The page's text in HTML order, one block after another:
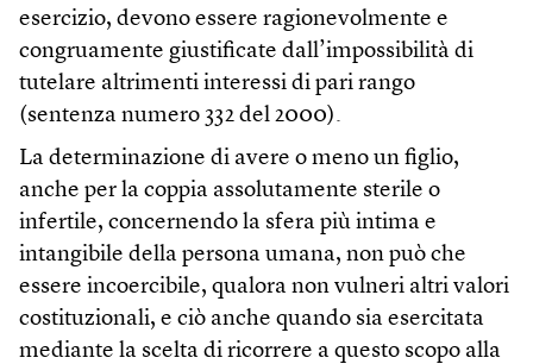
esercizio, devono essere ragionevolmente e
congruamente giustificate dall’impossibilità di
tutelare altrimenti interessi di pari rango
(sentenza numero 332 del 2000).
La determinazione di avere o meno un figlio,
anche per la coppia assolutamente sterile o
infertile, concernendo la sfera più intima e
intangibile della persona umana, non può che
essere incoercibile, qualora non vulneri altri valori
costituzionali, e ciò anche quando sia esercitata
mediante la scelta di ricorrere a questo scopo alla